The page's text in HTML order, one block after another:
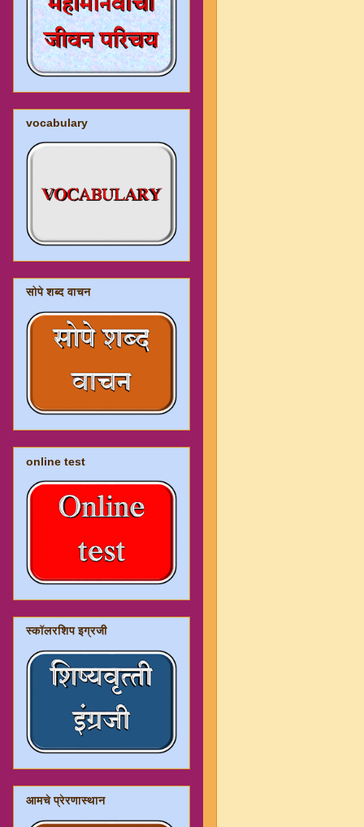
vocabulary
सोपे शब्द वाचन
online test
स्कॉलरशिप इग्रजी
आमचे प्रेरणास्थान